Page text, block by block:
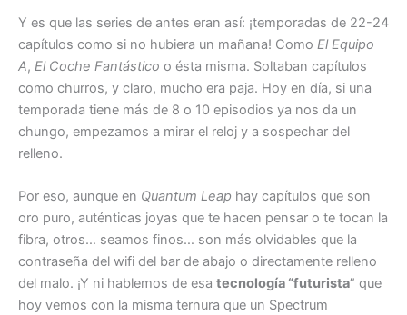
Y es que las series de antes eran así: ¡temporadas de 22-24
capítulos como si no hubiera un mañana! Como El Equipo
A, El Coche Fantástico o ésta misma. Soltaban capítulos
como churros, y claro, mucho era paja. Hoy en día, si una
temporada tiene más de 8 o 10 episodios ya nos da un
chungo, empezamos a mirar el reloj y a sospechar del
relleno.
Por eso, aunque en Quantum Leap hay capítulos que son
oro puro, auténticas joyas que te hacen pensar o te tocan la
fibra, otros… seamos finos… son más olvidables que la
contraseña del wifi del bar de abajo o directamente relleno
del malo. ¡Y ni hablemos de esa tecnología “futurista” que
hoy vemos con la misma ternura que un Spectrum